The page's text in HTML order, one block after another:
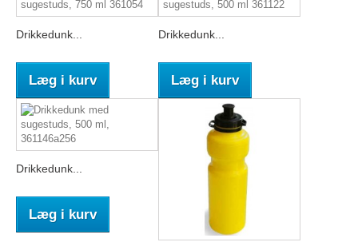
Drikkedunk...
Læg i kurv
Drikkedunk...
Læg i kurv
Drikkedunk...
Læg i kurv